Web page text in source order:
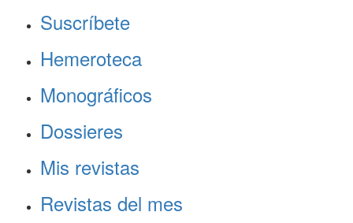
Suscríbete
Hemeroteca
Monográficos
Dossieres
Mis revistas
Revistas del mes